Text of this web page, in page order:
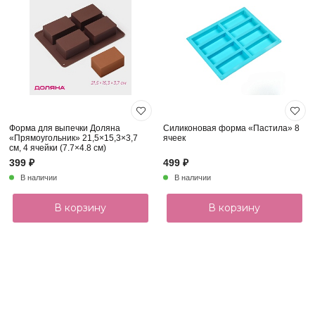
Форма для выпечки Доляна
«Прямоугольник» 21,5×15,3×3,7
см, 4 ячейки (7.7×4.8 см)
399 ₽
В наличии
В корзину
Силиконовая форма «Пастила» 8
ячеек
499 ₽
В наличии
В корзину